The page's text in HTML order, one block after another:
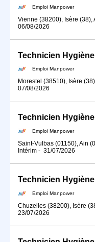
Emploi Manpower
Vienne (38200), Isère
06/08/2026
Emploi Manpower
Morestel (38510), Isère
07/08/2026
Emploi Manpower
Saint-Vulbas (01150), Ain
Intérim - 31/07/2026
Emploi Manpower
Chuzelles (38200), Isère
23/07/2026